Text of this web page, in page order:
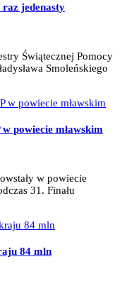
raz jedenasty
Świątecznej Pomocy
Smoleńskiego
w powiecie mławskim
w powiecie
31. Finału
84 mln